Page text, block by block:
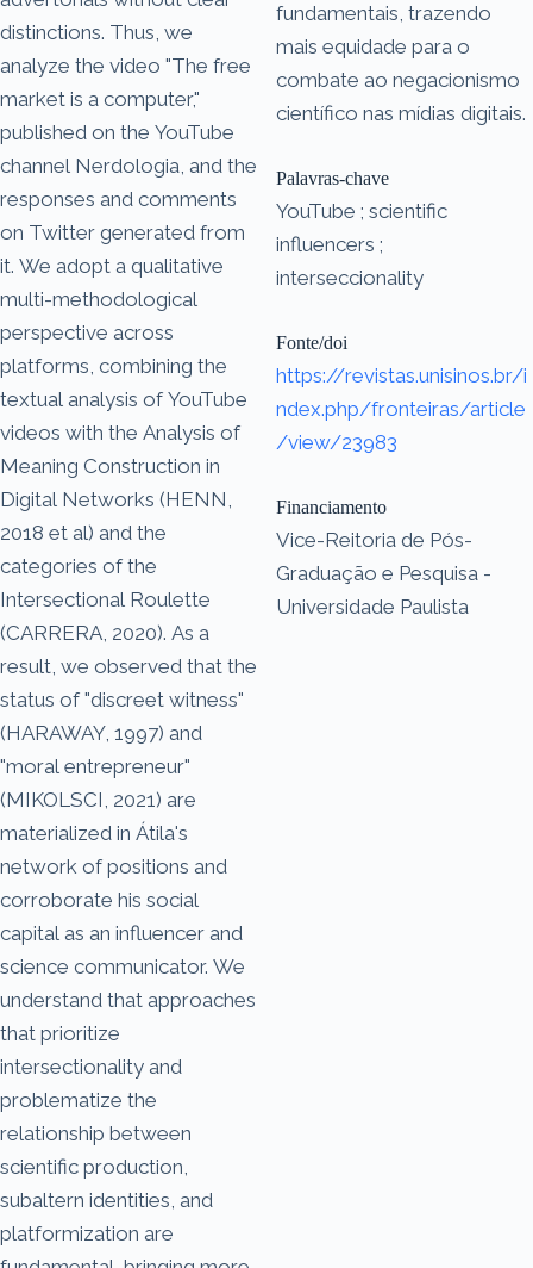
distinctions. Thus, we
analyze the video "The free
market is a computer,"
published on the YouTube
channel Nerdologia, and the
responses and comments
on Twitter generated from
it. We adopt a qualitative
multi-methodological
perspective across
platforms, combining the
textual analysis of YouTube
videos with the Analysis of
Meaning Construction in
Digital Networks (HENN,
2018 et al) and the
categories of the
Intersectional Roulette
(CARRERA, 2020). As a
result, we observed that the
status of "discreet witness"
(HARAWAY, 1997) and
"moral entrepreneur"
(MIKOLSCI, 2021) are
materialized in Átila's
network of positions and
corroborate his social
capital as an influencer and
science communicator. We
understand that approaches
that prioritize
intersectionality and
problematize the
relationship between
scientific production,
subaltern identities, and
platformization are
fundamentais, trazendo
mais equidade para o
combate ao negacionismo
científico nas mídias digitais.
Palavras-chave
YouTube ; scientific
influencers ;
interseccionality
Fonte/doi
https://revistas.unisinos.br/i
ndex.php/fronteiras/article
/view/23983
Financiamento
Vice-Reitoria de Pós-
Graduação e Pesquisa -
Universidade Paulista